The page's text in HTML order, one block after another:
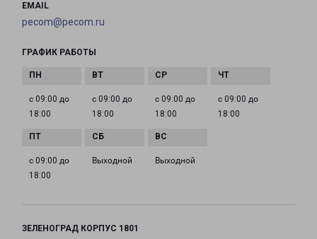
EMAIL
pecom@pecom.ru
ГРАФИК РАБОТЫ
с 09:00 до
18:00
с 09:00 до
18:00
с 09:00 до
18:00
с 09:00 до
18:00
с 09:00 до
18:00
Выходной Выходной
ЗЕЛЕНОГРАД КОРПУС 1801